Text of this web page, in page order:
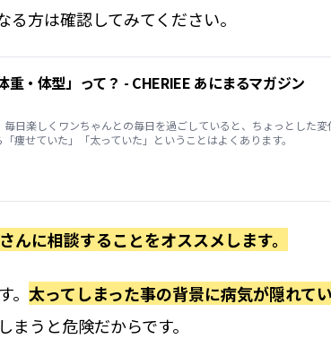
方は確認してみてください。
・体型」って？ - CHERIEE あにまるマガジン
日楽しくワンちゃんとの毎日を過ごしていると、ちょっとした変
痩せていた」「太っていた」ということはよくあります。
んに相談することをオススメします。
太ってしまった事の背景に病気が隠れて
うと危険だからです。